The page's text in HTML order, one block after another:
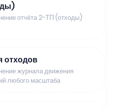
отчёта 2-ТП (отходы)
отходов
журнала движения
любого масштаба